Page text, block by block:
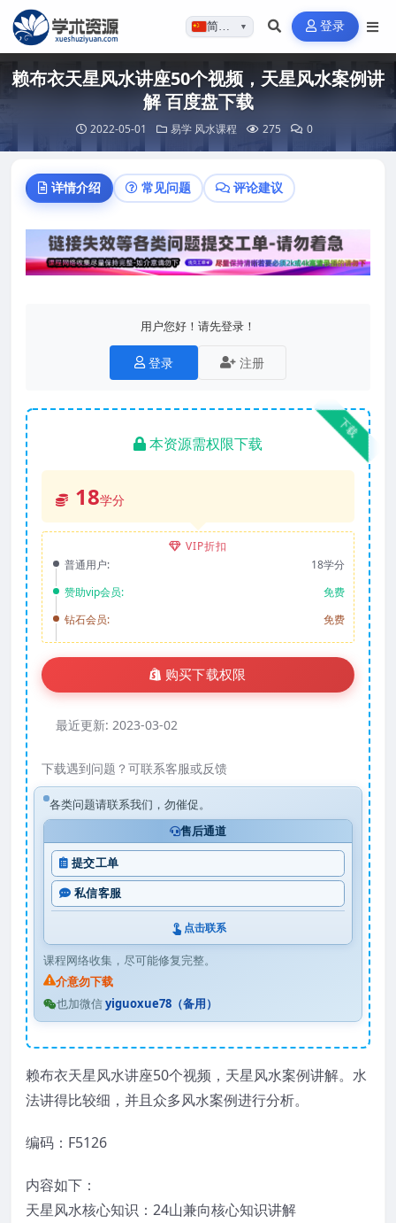
简体…▼ 登录
赖布衣天星风水讲座50个视频，天星风水案例讲
解 百度盘下载
2022-05-01 易学 风水课程 275 0
详情介绍 常见问题 评论建议
用户您好！请先登录！
登录 注册
下载
本资源需权限下载
18学分
VIP折扣
普通用户:
18学分
赞助vip会员:
免费
钻石会员:
免费
购买下载权限
最近更新: 2023-03-02
下载遇到问题？可联系客服或反馈
各类问题请联系我们，勿催促。
售后通道
提交工单
私信客服
点击联系
课程网络收集，尽可能修复完整。
介意勿下载
也加微信yiguoxue78（备用）
赖布衣天星风水讲座50个视频，天星风水案例讲解。水
法讲得比较细，并且众多风水案例进行分析。
编码：F5126
内容如下：
天星风水核心知识：24山兼向核心知识讲解